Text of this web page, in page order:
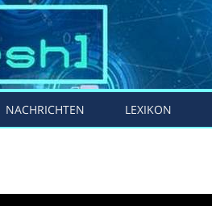
NACHRICHTEN LEXIKON